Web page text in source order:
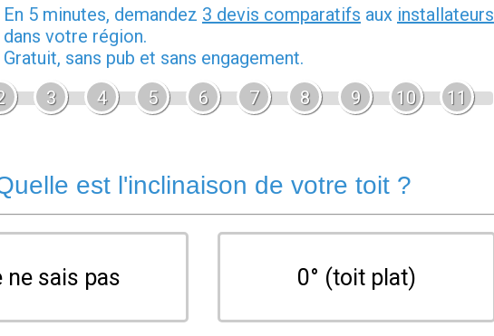
En 5 minutes, demandez 3 devis comparatifs aux installateurs
dans votre région.
Gratuit, sans pub et sans engagement.
3 4 5 6 7 8 9 10 11
est l'inclinaison de votre toit ?
ne sais pas 0° (toit plat)